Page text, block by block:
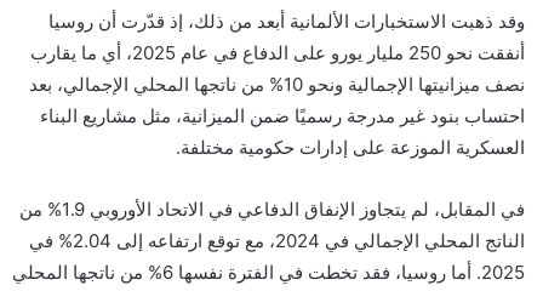
وقد ذهبت الاستخبارات الألمانية أبعد من ذلك، إذ قدّرت أن روسيا
أنفقت نحو 250 مليار يورو على الدفاع في عام 2025، أي ما يقارب
نصف ميزانيتها الإجمالية ونحو 10% من ناتجها المحلي الإجمالي، بعد
احتساب بنود غير مدرجة رسميًا ضمن الميزانية، مثل مشاريع البناء
العسكرية الموزعة على إدارات حكومية مختلفة.
في المقابل، لم يتجاوز الإنفاق الدفاعي في الاتحاد الأوروبي 1.9% من
الناتج المحلي الإجمالي في 2024، مع توقع ارتفاعه إلى 2.04% في
2025. أما روسيا، فقد تخطت في الفترة نفسها 6% من ناتجها المحلي